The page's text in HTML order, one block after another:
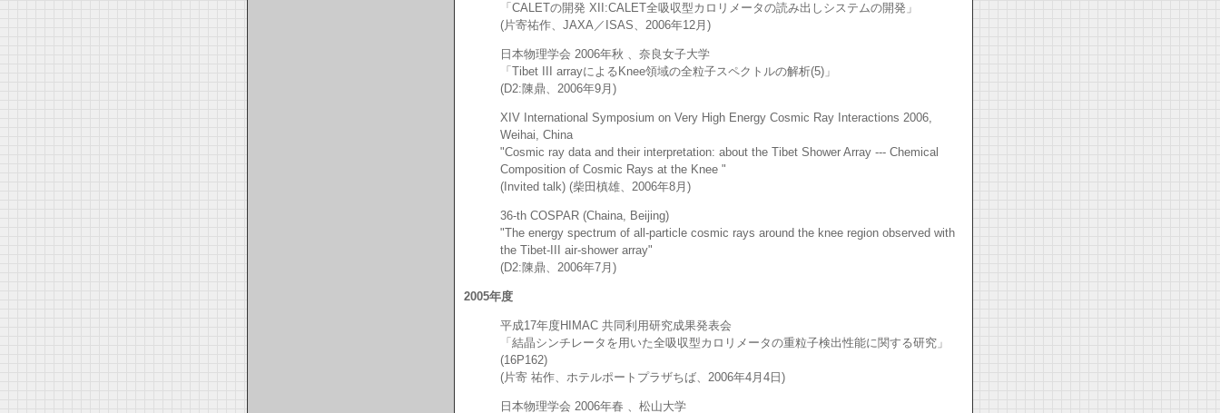
「CALETの開発 XII:CALET全吸収型カロリメータの読み出しシステムの開発」
(片寄祐作、JAXA／ISAS、2006年12月)
日本物理学会 2006年秋 、奈良女子大学
「Tibet III arrayによるKnee領域の全粒子スペクトルの解析(5)」
(D2:陳鼎、2006年9月)
XIV International Symposium on Very High Energy Cosmic Ray Interactions 2006,
Weihai, China
"Cosmic ray data and their interpretation: about the Tibet Shower Array --- Chemical
Composition of Cosmic Rays at the Knee "
(Invited talk) (柴田槙雄、2006年8月)
36-th COSPAR (Chaina, Beijing)
"The energy spectrum of all-particle cosmic rays around the knee region observed with
the Tibet-III air-shower array"
(D2:陳鼎、2006年7月)
2005年度
平成17年度HIMAC 共同利用研究成果発表会
「結晶シンチレータを用いた全吸収型カロリメータの重粒子検出性能に関する研究」
(16P162)
(片寄 祐作、ホテルポートプラザちば、2006年4月4日)
日本物理学会 2006年春 、松山大学